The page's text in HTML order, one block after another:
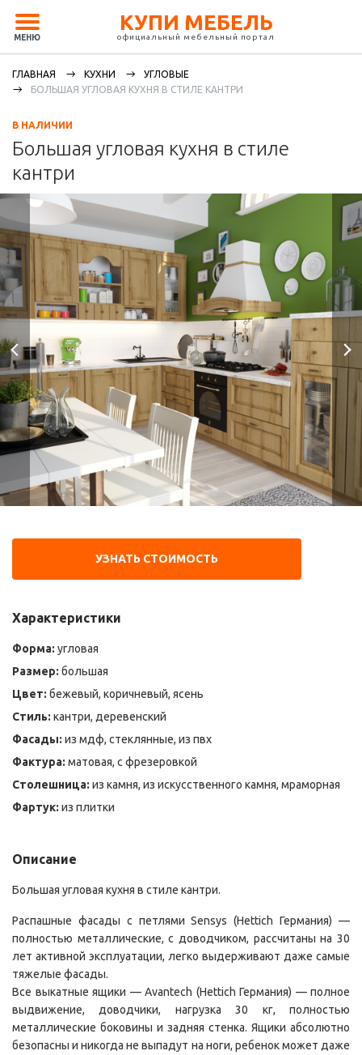
МЕНЮ
КУПИ МЕБЕЛЬ
официальный мебельный портал
ГЛАВНАЯ КУХНИ
УГЛОВЫЕ
БОЛЬШАЯ УГЛОВАЯ КУХНЯ В СТИЛЕ КАНТРИ
В НАЛИЧИИ
Большая угловая кухня в стиле
кантри
УЗНАТЬ СТОИМОСТЬ
Характеристики
Форма: угловая
Размер: большая
Цвет: бежевый, коричневый, ясень
Стиль: кантри, деревенский
Фасады: из мдф, стеклянные, из пвх
Фактура: матовая, с фрезеровкой
Столешница: из камня, из искусственного камня, мраморная
Фартук: из плитки
Описание
Большая угловая кухня в стиле кантри.
Распашные фасады с петлями Sensys (Hettich Германия) —
полностью металлические, с доводчиком, рассчитаны на 30
лет активной эксплуатации, легко выдерживают даже самые
тяжелые фасады.
Все выкатные ящики — Avantech (Hettich Германия) — полное
выдвижение, доводчики, нагрузка 30 кг, полностью
металлические боковины и задняя стенка. Ящики абсолютно
безопасны и никогда не выпадут на ноги, ребенок может даже